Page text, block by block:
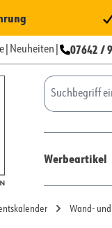
springen
Neuheiten 07642 /
Werbeartikel
Wand-